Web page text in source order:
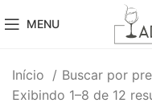
MENU
Início Buscar por
Exibindo 1–8 de 12